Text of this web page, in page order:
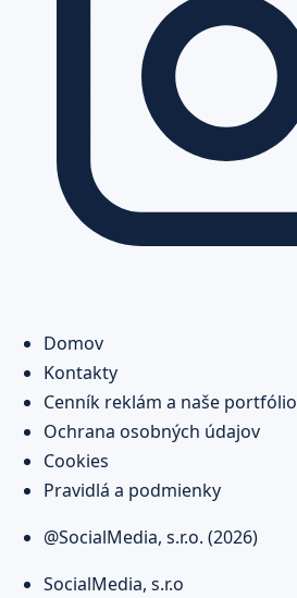
Domov
Kontakty
Cenník reklám a naše portfólio
Ochrana osobných údajov
Cookies
Pravidlá a podmienky
@SocialMedia, s.r.o. (2026)
SocialMedia, s.r.o